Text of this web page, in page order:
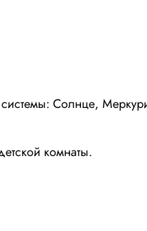
системы: Солнце,
комнаты.